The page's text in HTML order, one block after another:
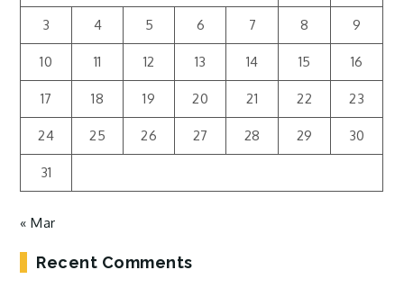
3 4 5 6 7 8 9
10 11 12 13 14 15 16
17 18 19 20 21 22 23
24 25 26 27 28 29 30
31
« Mar
Recent Comments